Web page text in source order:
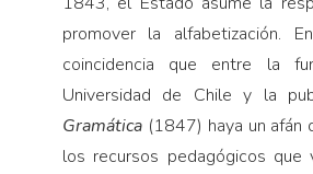
promover la alfabetización.
coincidencia que entre la
Universidad de Chile y la
Gramática(1847) haya un afán
los recursos pedagógicos que